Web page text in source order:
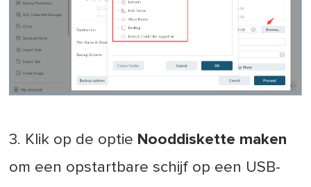
3. Klik op de optie Nooddiskette maken
om een opstartbare schijf op een USB-